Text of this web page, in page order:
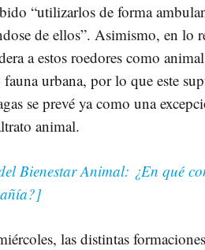
“utilizarlos de forma
de ellos”. Asimismo, en lo
a estos roedores como
urbana, por lo que este
se prevé ya como una
animal.
Bienestar Animal: ¿En qué
las distintas